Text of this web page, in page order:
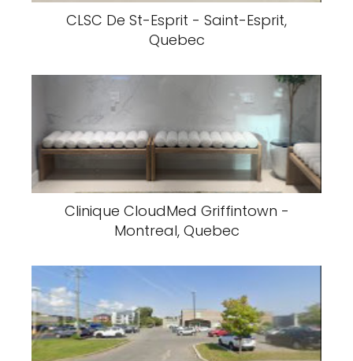
CLSC De St-Esprit - Saint-Esprit,
Quebec
Clinique CloudMed Griffintown -
Montreal, Quebec